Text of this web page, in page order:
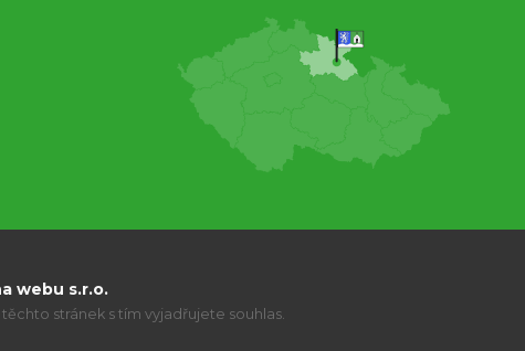
webu s.r.o.
stránek s tím vyjadřujete souhlas.